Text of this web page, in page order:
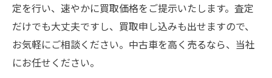
定を行い、速やかに買取価格をご提示いたします。査定
だけでも大丈夫ですし、買取申し込みも出せますので、
お気軽にご相談ください。中古車を高く売るなら、当社
にお任せください。